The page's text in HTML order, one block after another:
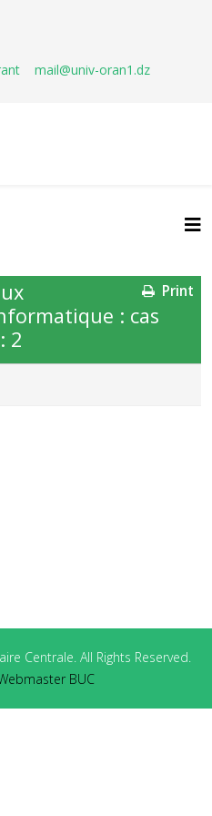
mail@univ-oran1.dz
Print
: cas
2
Centrale. All Rights Reserved.
BUC